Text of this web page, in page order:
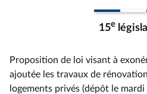
15e
Proposition de loi visant à
ajoutée les travaux de
logements privés (dépôt le